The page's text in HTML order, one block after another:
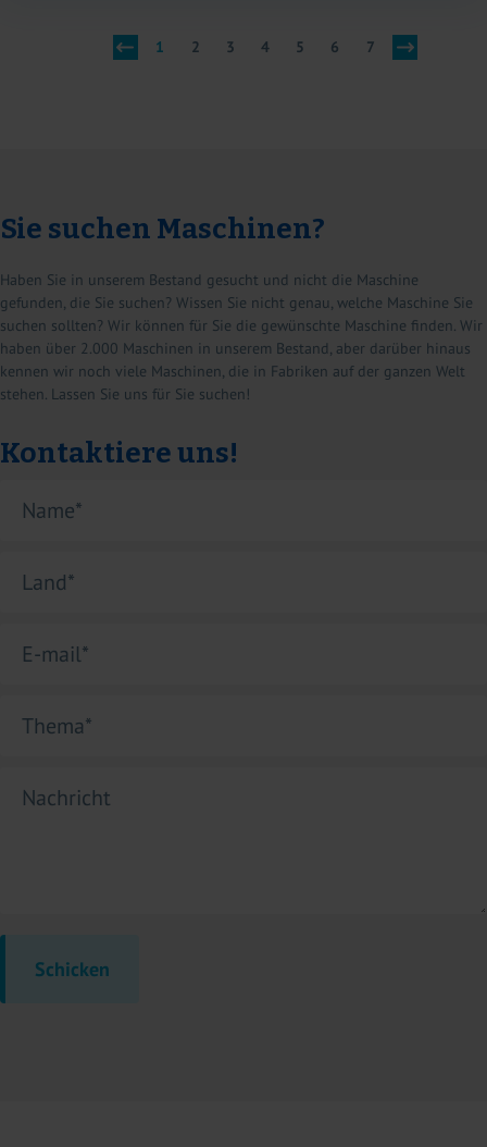
1 2 3 4 5 6 7
Sie suchen Maschinen?
Haben Sie in unserem Bestand gesucht und nicht die Maschine
gefunden, die Sie suchen? Wissen Sie nicht genau, welche Maschine Sie
suchen sollten? Wir können für Sie die gewünschte Maschine finden. Wir
haben über 2.000 Maschinen in unserem Bestand, aber darüber hinaus
kennen wir noch viele Maschinen, die in Fabriken auf der ganzen Welt
stehen. Lassen Sie uns für Sie suchen!
Kontaktiere uns!
Name*
Land*
E-mail*
Thema*
Nachricht
Schicken